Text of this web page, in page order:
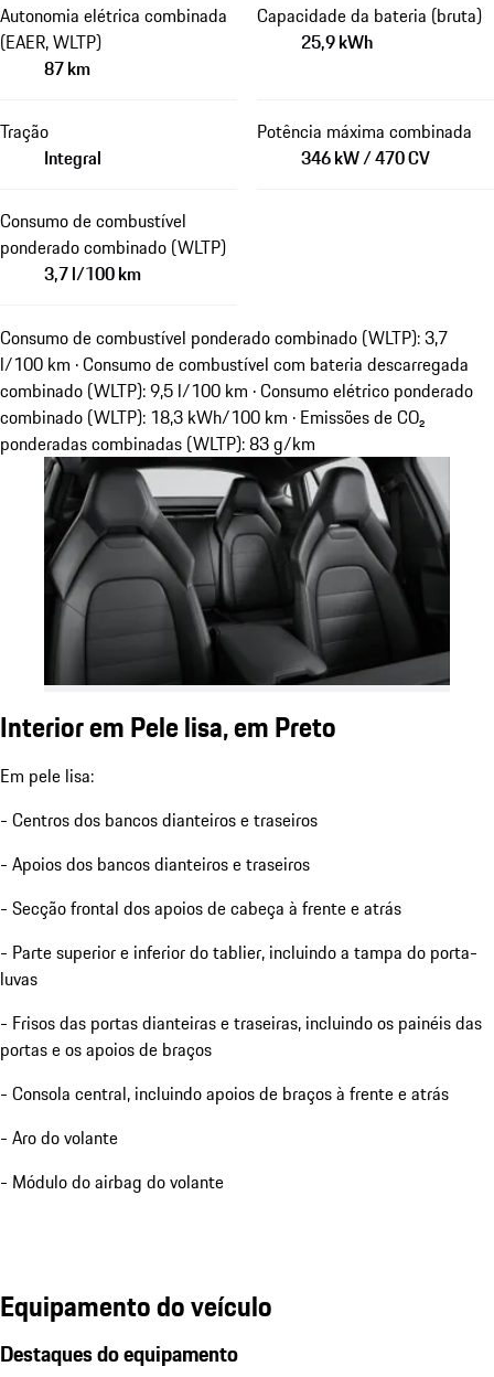
Autonomia elétrica combinada
(EAER, WLTP)
87 km
Capacidade da bateria (bruta)
25,9 kWh
Tração
Integral
Potência máxima combinada
346 kW / 470 CV
Consumo de combustível
ponderado combinado (WLTP)
3,7 l/100 km
Consumo de combustível ponderado combinado (WLTP): 3,7
l/100 km · Consumo de combustível com bateria descarregada
combinado (WLTP): 9,5 l/100 km · Consumo elétrico ponderado
combinado (WLTP): 18,3 kWh/100 km · Emissões de CO₂
ponderadas combinadas (WLTP): 83 g/km
Interior em Pele lisa, em Preto
Em pele lisa:
- Centros dos bancos dianteiros e traseiros
- Apoios dos bancos dianteiros e traseiros
- Secção frontal dos apoios de cabeça à frente e atrás
- Parte superior e inferior do tablier, incluindo a tampa do porta-
luvas
- Frisos das portas dianteiras e traseiras, incluindo os painéis das
portas e os apoios de braços
- Consola central, incluindo apoios de braços à frente e atrás
- Aro do volante
- Módulo do airbag do volante
Equipamento do veículo
Destaques do equipamento